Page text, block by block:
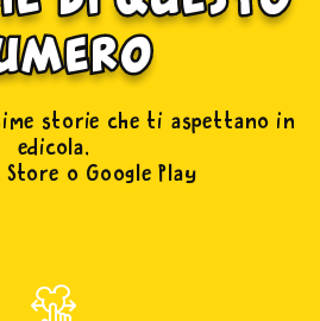
storie che ti aspettano in
edicola,
Store o Google Play